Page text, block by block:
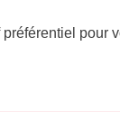
pour